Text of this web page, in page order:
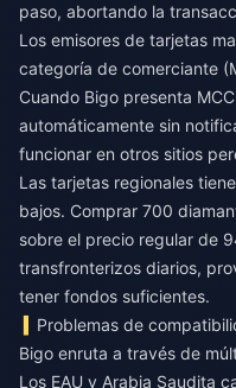
paso, abortando la
Los emisores de tarjetas
categoría de comerciante
Cuando Bigo presenta
automáticamente sin
funcionar en otros sitios
Las tarjetas regionales
bajos. Comprar 700
sobre el precio regular de
transfronterizos diarios,
tener fondos suficientes.
Problemas de
Bigo enruta a través de
Los EAU y Arabia Saudita